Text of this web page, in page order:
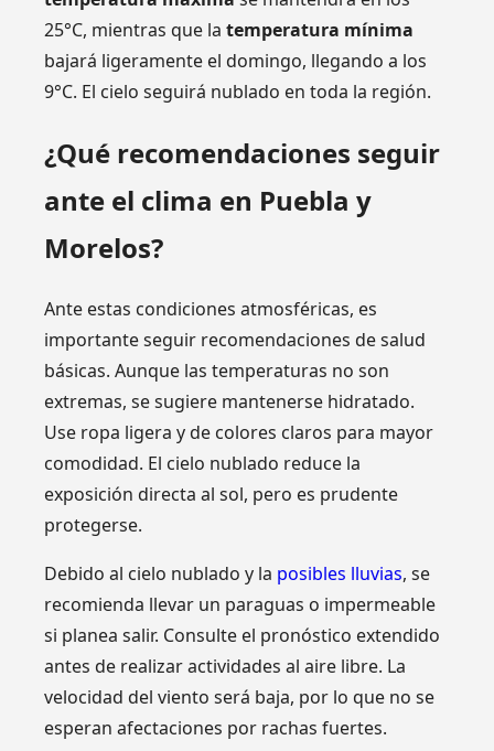
25°C, mientras que latemperatura mínima
bajará ligeramente el domingo, llegando a los
9°C. El cielo seguirá nublado en toda la región.
¿Qué recomendaciones seguir
ante el clima en Puebla y
Morelos?
Ante estas condiciones atmosféricas, es
importante seguir recomendaciones de salud
básicas. Aunque las temperaturas no son
extremas, se sugiere mantenerse hidratado.
Use ropa ligera y de colores claros para mayor
comodidad. El cielo nublado reduce la
exposición directa al sol, pero es prudente
protegerse.
Debido al cielo nublado y la posibles lluvias, se
recomienda llevar un paraguas o impermeable
si planea salir. Consulte el pronóstico extendido
antes de realizar actividades al aire libre. La
velocidad del viento será baja, por lo que no se
esperan afectaciones por rachas fuertes.